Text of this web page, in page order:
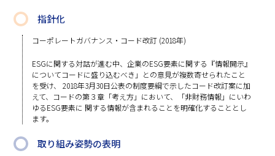
指針化
コーポレートガバナンス・コード改訂 (2018年)
ESGに関する対話が進む中、企業のESG要素に関する『情報開示』
についてコードに盛り込むべき」との意見が複数寄せられたこと
を受け、 2018年3月30日公表の制度要綱で示したコード改訂案に加
えて、コードの第３章「考え方」において、「非財務情報」にいわ
ゆるESG要素に 関する情報が含まれることを明確化することとし
ます。
取り組み姿勢の表明